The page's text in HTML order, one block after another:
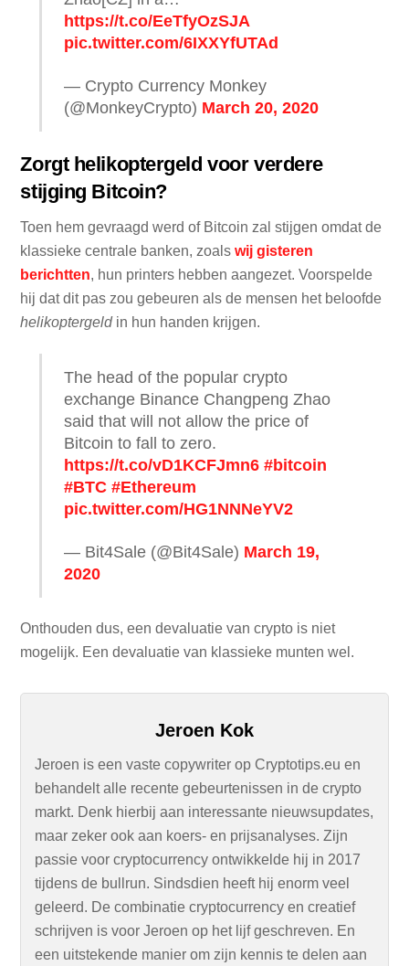
Jeroen Kok
Jeroen is een vaste copywriter op Cryptotips.eu en
behandelt alle recente gebeurtenissen in de crypto
markt. Denk hierbij aan interessante nieuwsupdates,
maar zeker ook aan koers- en prijsanalyses. Zijn
passie voor cryptocurrency ontwikkelde hij in 2017
tijdens de bullrun. Sindsdien heeft hij enorm veel
geleerd. De combinatie cryptocurrency en creatief
schrijven is voor Jeroen op het lijf geschreven. En
een uitstekende manier om zijn kennis te delen aan
https://t.co/EeTfyOzSJA
pic.twitter.com/6IXXYfUTAd
— Crypto Currency Monkey
(@MonkeyCrypto) March 20, 2020
Zorgt helikoptergeld voor verdere
stijging Bitcoin?
Toen hem gevraagd werd of Bitcoin zal stijgen omdat de
klassieke centrale banken, zoalswij gisteren
berichtten, hun printers hebben aangezet. Voorspelde
hij dat dit pas zou gebeuren als de mensen het beloofde
helikoptergeldin hun handen krijgen.
The head of the popular crypto
exchange Binance Changpeng Zhao
said that will not allow the price of
Bitcoin to fall to zero.
https://t.co/vD1KCFJmn6 #bitcoin
#BTC #Ethereum
pic.twitter.com/HG1NNNeYV2
— Bit4Sale (@Bit4Sale) March 19,
2020
Onthouden dus, een devaluatie van crypto is niet
mogelijk. Een devaluatie van klassieke munten wel.